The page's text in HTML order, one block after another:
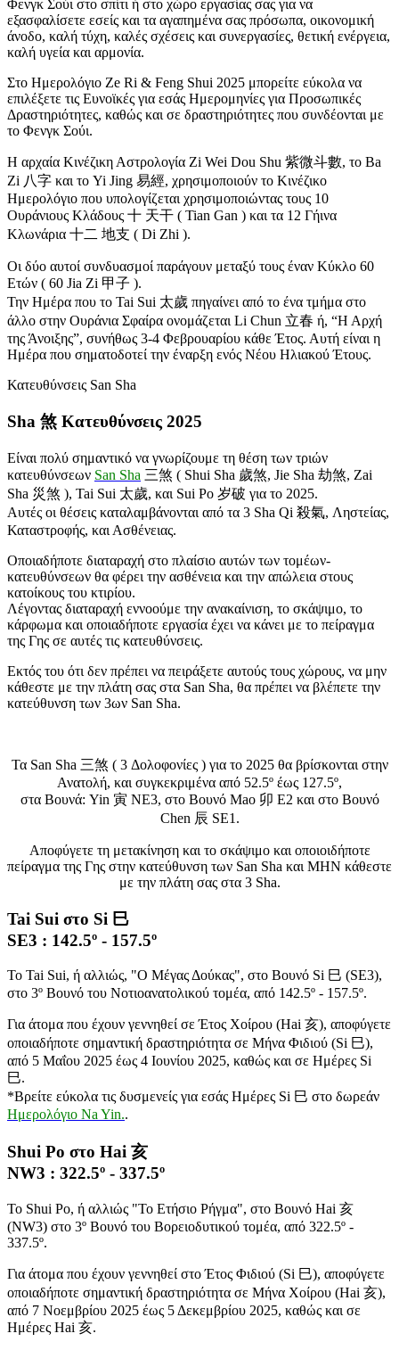
Φενγκ Σούι στο σπίτι ή στο χώρο εργασίας σας για να
εξασφαλίσετε εσείς και τα αγαπημένα σας πρόσωπα, οικονομική
άνοδο, καλή τύχη, καλές σχέσεις και συνεργασίες, θετική ενέργεια,
καλή υγεία και αρμονία.
Στο Ημερολόγιο Ze Ri & Feng Shui 2025 μπορείτε εύκολα να
επιλέξετε τις Ευνοϊκές για εσάς Ημερομηνίες για Προσωπικές
Δραστηριότητες, καθώς και σε δραστηριότητες που συνδέονται με
το Φενγκ Σούι.
Η αρχαία Κινέζικη Αστρολογία Zi Wei Dou Shu 紫微斗數, το Ba
Zi 八字 και το Yi Jing 易經, χρησιμοποιούν το Κινέζικο
Ημερολόγιο που υπολογίζεται χρησιμοποιώντας τους 10
Ουράνιους Κλάδους 十 天干 ( Tian Gan ) και τα 12 Γήινα
Κλωνάρια 十二 地支 ( Di Zhi ).
Οι δύο αυτοί συνδυασμοί παράγουν μεταξύ τους έναν Κύκλο 60
Ετών ( 60 Jia Zi 甲子 ).
Την Ημέρα που το Tai Sui 太歲 πηγαίνει από το ένα τμήμα στο
άλλο στην Ουράνια Σφαίρα ονομάζεται Li Chun 立春 ή, “Η Αρχή
της Άνοιξης”, συνήθως 3-4 Φεβρουαρίου κάθε Έτος. Αυτή είναι η
Ημέρα που σηματοδοτεί την έναρξη ενός Νέου Ηλιακού Έτους.
Κατευθύνσεις San Sha
Sha 煞 Κατευθύνσεις 2025
Είναι πολύ σημαντικό να γνωρίζουμε τη θέση των τριών
κατευθύνσεων San Sha 三煞 ( Shui Sha 歲煞, Jie Sha 劫煞, Zai
Sha 災煞 ), Tai Sui 太歲, και Sui Po 岁破 για το 2025.
Αυτές οι θέσεις καταλαμβάνονται από τα 3 Sha Qi 殺氣, Ληστείας,
Καταστροφής, και Ασθένειας.
Οποιαδήποτε διαταραχή στο πλαίσιο αυτών των τομέων-
κατευθύνσεων θα φέρει την ασθένεια και την απώλεια στους
κατοίκους του κτιρίου.
Λέγοντας διαταραχή εννοούμε την ανακαίνιση, το σκάψιμο, το
κάρφωμα και οποιαδήποτε εργασία έχει να κάνει με το πείραγμα
της Γης σε αυτές τις κατευθύνσεις.
Εκτός του ότι δεν πρέπει να πειράξετε αυτούς τους χώρους, να μην
κάθεστε με την πλάτη σας στα San Sha, θα πρέπει να βλέπετε την
κατεύθυνση των 3ων San Sha.
Τα San Sha 三煞 ( 3 Δολοφονίες ) για το 2025 θα βρίσκονται στην
Ανατολή, και συγκεκριμένα από 52.5º έως 127.5º,
στα Βουνά: Yin 寅 NE3, στο Βουνό Mao 卯 E2 και στο Βουνό
Chen 辰 SE1.
Αποφύγετε τη μετακίνηση και το σκάψιμο και οποιοιδήποτε
πείραγμα της Γης στην κατεύθυνση των San Sha και ΜΗΝ κάθεστε
με την πλάτη σας στα 3 Sha.
Tai Sui στο Si 巳
SE3 : 142.5º - 157.5º
Το Tai Sui, ή αλλιώς, "Ο Μέγας Δούκας", στο Βουνό Si 巳 (SΕ3),
στο 3º Βουνό του Νοτιοανατολικού τομέα, από 142.5º - 157.5º.
Για άτομα που έχουν γεννηθεί σε Έτος Χοίρου (Hai 亥), αποφύγετε
οποιαδήποτε σημαντική δραστηριότητα σε Μήνα Φιδιού (Si 巳),
από 5 Μαΐου 2025 έως 4 Ιουνίου 2025, καθώς και σε Ημέρες Si
巳.
*Βρείτε εύκολα τις δυσμενείς για εσάς Ημέρες Si 巳 στο δωρεάν
Ημερολόγιο Na Yin..
Shui Po στο Hai 亥
NW3 : 322.5º - 337.5º
Το Shui Po, ή αλλιώς "To Ετήσιο Ρήγμα", στο Βουνό Hai 亥
(NW3) στο 3º Βουνό του Βορειοδυτικού τομέα, από 322.5º -
337.5º.
Για άτομα που έχουν γεννηθεί στο Έτος Φιδιού (Si 巳), αποφύγετε
οποιαδήποτε σημαντική δραστηριότητα σε Μήνα Χοίρου (Hai 亥),
από 7 Νοεμβρίου 2025 έως 5 Δεκεμβρίου 2025, καθώς και σε
Ημέρες Hai 亥.